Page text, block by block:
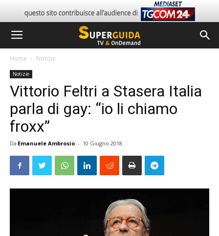
Home Notizie
Notizie
Vittorio Feltri a Stasera Italia
parla di gay: “io li chiamo
froxx”
Da Emanuele Ambrosio - 10 Giugno 2018